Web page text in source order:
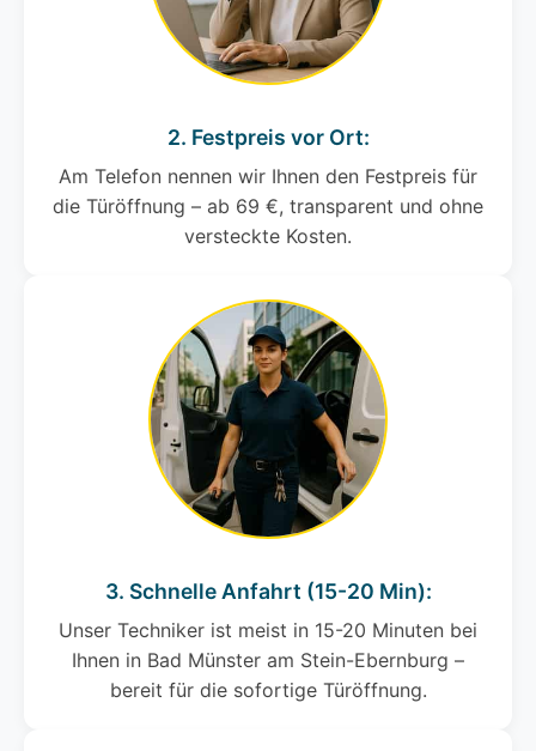
2. Festpreis vor Ort:
Am Telefon nennen wir Ihnen den Festpreis für
die Türöffnung – ab 69 €, transparent und ohne
versteckte Kosten.
3. Schnelle Anfahrt (15-20 Min):
Unser Techniker ist meist in 15-20 Minuten bei
Ihnen in Bad Münster am Stein-Ebernburg –
bereit für die sofortige Türöffnung.